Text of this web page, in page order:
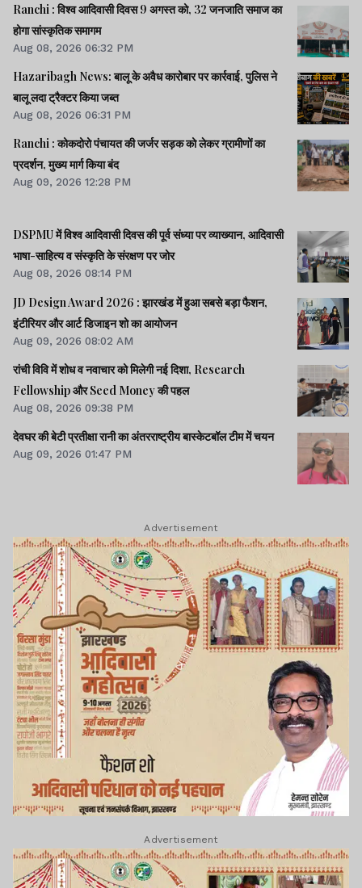
Ranchi : विश्व आदिवासी दिवस 9 अगस्त को, 32 जनजाति समाज का
होगा सांस्कृतिक समागम
Aug 08, 2026 06:32 PM
Hazaribagh News: बालू के अवैध कारोबार पर कार्रवाई, पुलिस ने
बालू लदा ट्रैक्टर किया जब्त
Aug 08, 2026 06:31 PM
Ranchi : कोकदोरो पंचायत की जर्जर सड़क को लेकर ग्रामीणों का
प्रदर्शन, मुख्य मार्ग किया बंद
Aug 09, 2026 12:28 PM
DSPMU में विश्व आदिवासी दिवस की पूर्व संध्या पर व्याख्यान, आदिवासी
भाषा-साहित्य व संस्कृति के संरक्षण पर जोर
Aug 08, 2026 08:14 PM
JD Design Award 2026 : झारखंड में हुआ सबसे बड़ा फैशन,
इंटीरियर और आर्ट डिजाइन शो का आयोजन
Aug 09, 2026 08:02 AM
रांची विवि में शोध व नवाचार को मिलेगी नई दिशा, Research
Fellowship और Seed Money की पहल
Aug 08, 2026 09:38 PM
देवघर की बेटी प्रतीक्षा रानी का अंतरराष्ट्रीय बास्केटबॉल टीम में चयन
Aug 09, 2026 01:47 PM
Advertisement
Advertisement